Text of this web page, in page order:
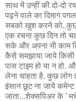
साथ में उन्हीं की दो-दो
पढ़ने वाले का दिमाग
सबको खुश करने को..कुछ
एक रचना कुछ दिन तो
सके और अपना भी काम
कैसे समझाया जाये किसी
पास टाइम हो या न हो.
लेना चाहता है. कुछ
इंसान छूट ना जाये कमेन्ट
जाता...शेक्सपिअर के '